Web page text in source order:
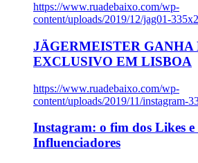
https://www.ruadebaixo.com/wp-
content/uploads/2019/12/jag01-
JÄGERMEISTER GANHA
EXCLUSIVO EM LISBOA
https://www.ruadebaixo.com/wp-
content/uploads/2019/11/instagram-
Instagram: o fim dos Likes e
Influenciadores